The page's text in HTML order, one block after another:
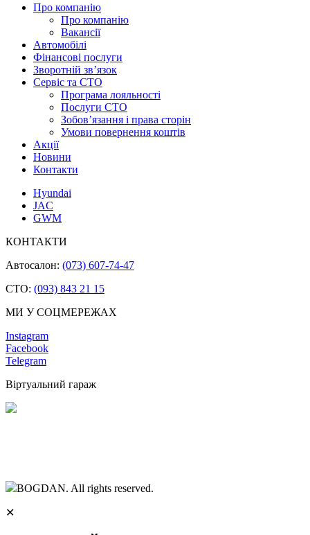
Про компанію
Про компанію
Вакансії
Автомобілі
Фінансові послуги
Зворотній зв’язок
Cервіс та СТО
Програма лояльності
Послуги СТО
Зобов’язання і права сторін
Умови повернення коштів
Акції
Новини
Контакти
Hyundai
JAC
GWM
КОНТАКТИ
Автосалон: (073) 607-74-47
СТО: (093) 843 21 15
МИ У СОЦМЕРЕЖАХ
Instagram
Facebook
Telegram
Віртуальний гараж
BOGDAN. All rights reserved.
✕